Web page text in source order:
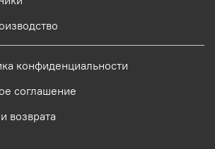
конфиденциальности
соглашение
возврата